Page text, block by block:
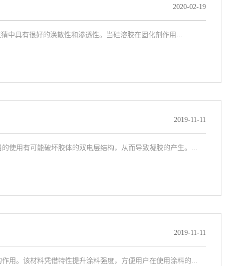
2020-02-19
中具有很好的涣散性和渗透性。当硅溶胶在固化剂作用...
2019-11-11
使用有可能破坏胶体的双电层结构，从而导致凝胶的产生。...
2019-11-11
用。该材料凭借特性提升涂料强度，方便用户在使用涂料的...